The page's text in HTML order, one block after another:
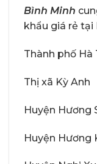
Bình Minh
khẩu giá rẻ tại
Thành phố Hà
Thị xã Kỳ Anh
Huyện Hương
Huyện Hương